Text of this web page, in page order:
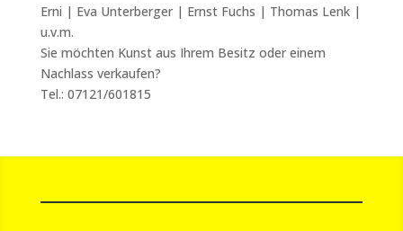
Erni | Eva Unterberger | Ernst Fuchs | Thomas Lenk |
u.v.m.
Sie möchten Kunst aus Ihrem Besitz oder einem
Nachlass verkaufen?
Tel.: 07121/601815